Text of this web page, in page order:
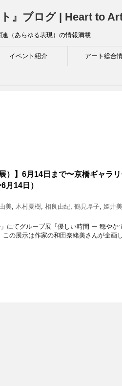
』ブログ | Heart to
連（あらゆる表現）の情報満載
イベント紹介 アート総合
）】6月14日まで〜京橋ギャラ
月14日）
美, 木村夏樹, 相良由紀, 鶴見厚子, 姫井
にてグループ展『優しい時間 ー 穏やか
の展示は作家の和田奈緒美さんが企画